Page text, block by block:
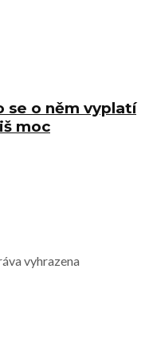
se o něm vyplatí
moc
vyhrazena